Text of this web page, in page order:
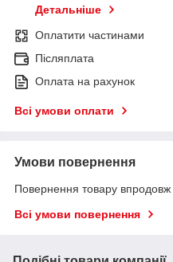
Детальніше
Оплатити частинами
Післяплата
Оплата на рахунок
Всі умови оплати
Умови повернення
Повернення товару впродовж
Всі умови повернення